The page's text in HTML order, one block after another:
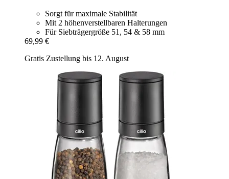
Sorgt für maximale Stabilität
Mit 2 höhenverstellbaren Halterungen
Für Siebträgergröße 51, 54 & 58 mm
69,99 €
Gratis Zustellung bis 12. August